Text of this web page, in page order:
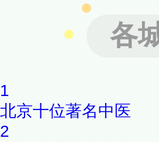
表学术论文50余
各
1
北京十位著名中医
2